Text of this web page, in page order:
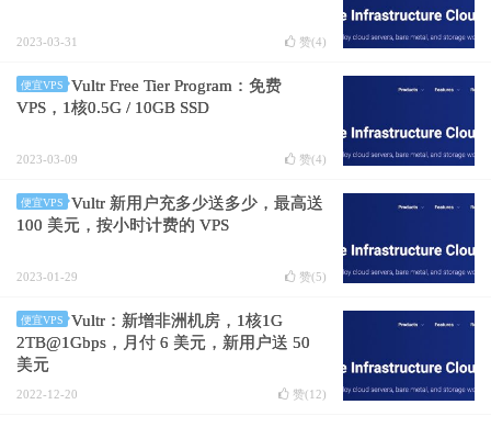
2023-03-31 赞(4)
便宜VPS
Vultr Free Tier Program：免费
VPS，1核0.5G / 10GB SSD
2023-03-09 赞(4)
便宜VPS
Vultr 新用户充多少送多少，最高送
100 美元，按小时计费的 VPS
2023-01-29 赞(5)
便宜VPS
Vultr：新增非洲机房，1核1G
2TB@1Gbps，月付 6 美元，新用户送 50
美元
2022-12-20 赞(12)